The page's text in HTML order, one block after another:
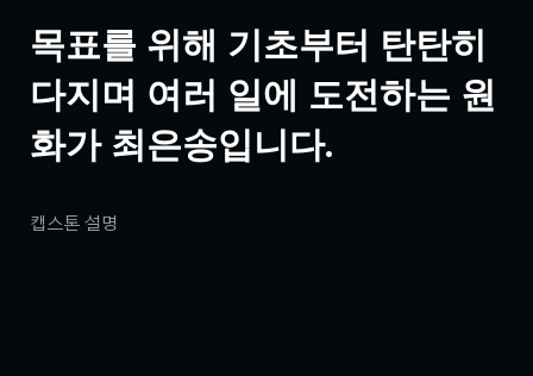
목표를 위해 기초부터 탄탄히
다지며 여러 일에 도전하는 원
화가 최은송입니다.
캡스톤 설명